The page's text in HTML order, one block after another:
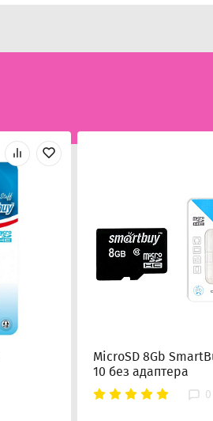
MicroSD 8Gb
10 без адаптера
0